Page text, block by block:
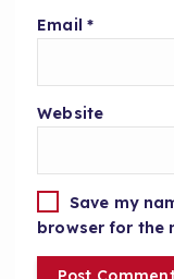
Email *
Website
Save my
browser for the